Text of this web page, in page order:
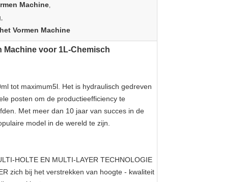
Machine,
,
Vormen Machine
Machine voor 1L-Chemisch
tot maximum5l. Het is hydraulisch gedreven
posten om de productieefficiency te
Met meer dan 10 jaar van succes in de
model in de wereld te zijn.
HOLTE EN MULTI-LAYER TECHNOLOGIE
zich bij het verstrekken van hoogte - kwaliteit